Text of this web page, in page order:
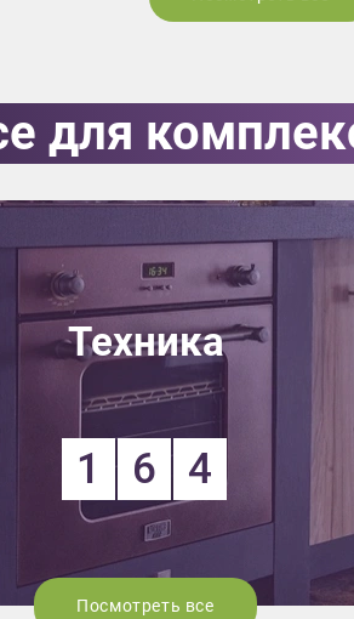
для
Техника
1 6 4
Посмотреть все
с